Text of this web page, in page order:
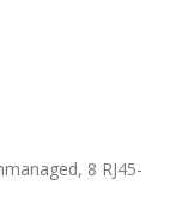
8 RJ45-